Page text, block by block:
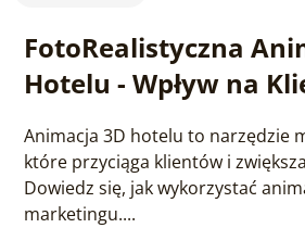
FotoRealistyczna
Hotelu - Wpływ na
Animacja 3D hotelu to narzędzie
które przyciąga klientów i
Dowiedz się, jak wykorzystać
marketingu....